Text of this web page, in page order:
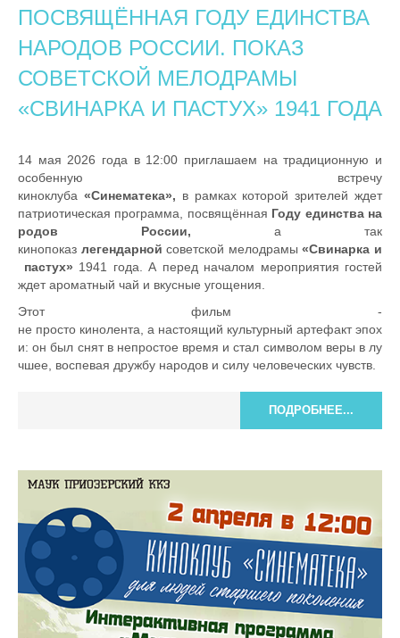
ПОСВЯЩЁННАЯ ГОДУ ЕДИНСТВА
НАРОДОВ РОССИИ. ПОКАЗ
СОВЕТСКОЙ МЕЛОДРАМЫ
«СВИНАРКА И ПАСТУХ» 1941 ГОДА
14 мая 2026 года в 12:00 приглашаем на традиционную и
особенную встречу
киноклуба «Синематека», врамкахкоторой зрителей ждет
патриотическая программа, посвящённая Году единствана
родов России, а так
кинопоказ легендарной советской мелодрамы«Свинарка и
пастух» 1941 года. А перед началом мероприятия гостей
ждет ароматный чай и вкусные угощения.
Этотфильм -
не просто кинолента, а настоящий культурный артефактэпох
и: он был снятвнепростое время и стал символом веры влу
чшее,
воспевая дружбу народов и силу человеческих чувств.
ПОДРОБНЕЕ...